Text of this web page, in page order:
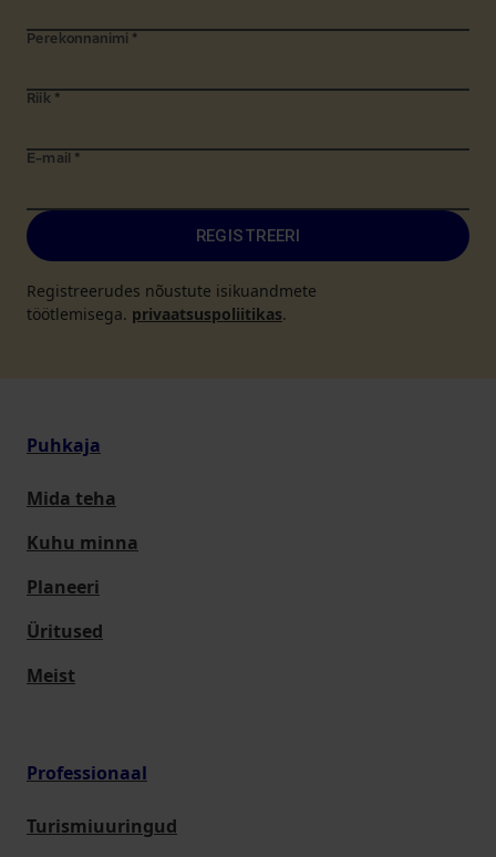
Perekonnanimi *
Riik *
E-mail *
REGISTREERI
Registreerudes nõustute isikuandmete
töötlemisega. privaatsuspoliitikas.
Puhkaja
Mida teha
Kuhu minna
Planeeri
Üritused
Meist
Professionaal
Turismiuuringud